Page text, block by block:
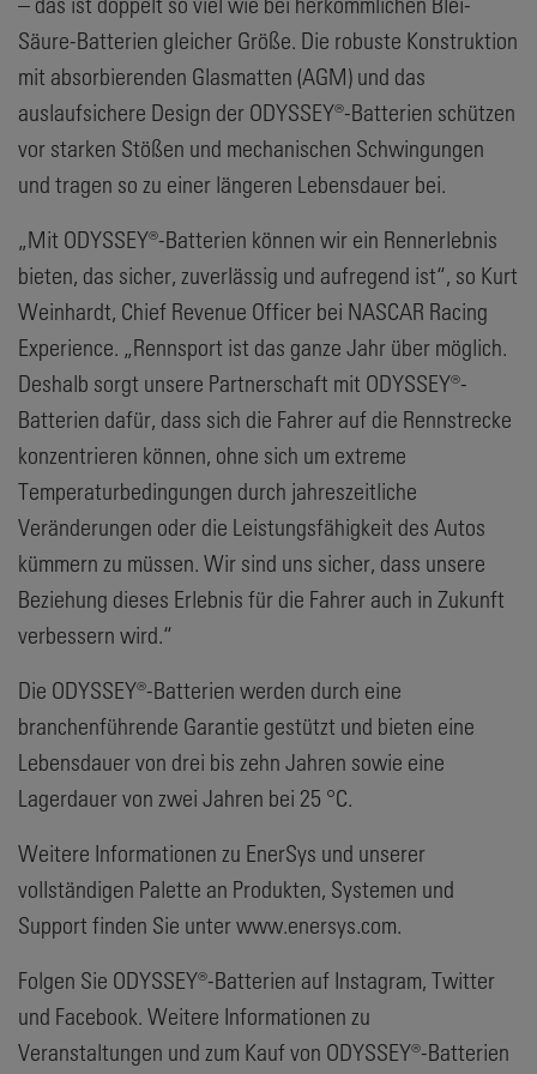
Säure-Batterien gleicher Größe. Die robuste Konstruktion
mit absorbierenden Glasmatten (AGM) und das
auslaufsichere Design der ODYSSEY®-Batterien schützen
vor starken Stößen und mechanischen Schwingungen
und tragen so zu einer längeren Lebensdauer bei.
„Mit ODYSSEY®-Batterien können wir ein Rennerlebnis
bieten, das sicher, zuverlässig und aufregend ist“, so Kurt
Weinhardt, Chief Revenue Officer bei NASCAR Racing
Experience. „Rennsport ist das ganze Jahr über möglich.
Deshalb sorgt unsere Partnerschaft mit ODYSSEY®-
Batterien dafür, dass sich die Fahrer auf die Rennstrecke
konzentrieren können, ohne sich um extreme
Temperaturbedingungen durch jahreszeitliche
Veränderungen oder die Leistungsfähigkeit des Autos
kümmern zu müssen. Wir sind uns sicher, dass unsere
Beziehung dieses Erlebnis für die Fahrer auch in Zukunft
verbessern wird.“
Die ODYSSEY®-Batterien werden durch eine
branchenführende Garantie gestützt und bieten eine
Lebensdauer von drei bis zehn Jahren sowie eine
Lagerdauer von zwei Jahren bei 25 °C.
Weitere Informationen zu EnerSys und unserer
vollständigen Palette an Produkten, Systemen und
Support finden Sie unter www.enersys.com.
Folgen Sie ODYSSEY®-Batterien auf Instagram, Twitter
und Facebook. Weitere Informationen zu
Veranstaltungen und zum Kauf von ODYSSEY®-Batterien